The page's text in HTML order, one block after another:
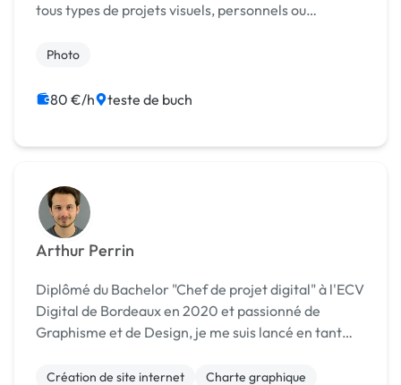
tous types de projets visuels, personnels ou
simplicité et sen
Photo
80 €/h teste de buch
Arthur Perrin
Diplômé du Bachelor "Chef de projet digital" à l'ECV
Digital de Bordeaux en 2020 et passionné de
Graphisme et de Design, je me suis lancé en tant
quelques mois. J'aime apporter de la nouveauté
Création de site internet
Charte graphique